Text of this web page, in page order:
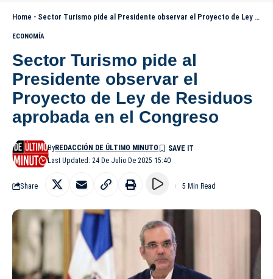
Home - Sector Turismo pide al Presidente observar el Proyecto de Ley de Residuos aprobada en el Congreso
ECONOMÍA
Sector Turismo pide al
Presidente observar el
Proyecto de Ley de Residuos
aprobada en el Congreso
Last Updated: 24 De Julio De 2025 15:40
ByREDACCIÓN DE ÚLTIMO MINUTO
Share 5 Min Read